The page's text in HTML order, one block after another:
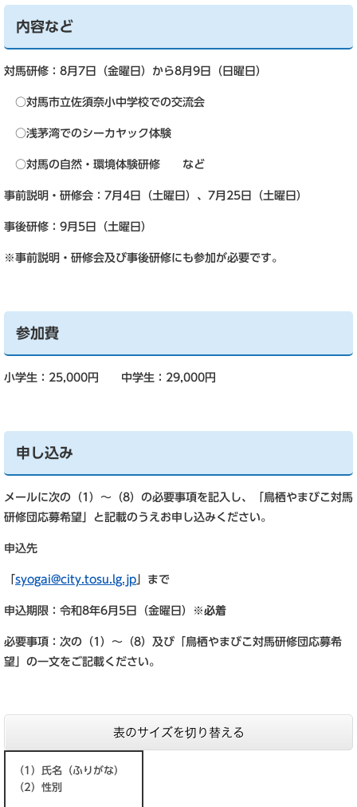
内容など
対馬研修：8月7日（金曜日）から8月9日（日曜日）
○対馬市立佐須奈小中学校での交流会
○浅茅湾でのシーカヤック体験
○対馬の自然・環境体験研修 など
事前説明・研修会：7月4日（土曜日）、7月25日（土曜日）
事後研修：9月5日（土曜日）
※事前説明・研修会及び事後研修にも参加が必要です。
参加費
小学生：25,000円 中学生：29,000円
申し込み
メールに次の（1）～（8）の必要事項を記入し、「鳥栖やまびこ対馬
研修団応募希望」と記載のうえお申し込みください。
申込先
syogai@city.tosu.lg.jp 」まで
申込期限：令和8年6月5日（金曜日）※必着
必要事項：次の（1）～（8）及び「鳥栖やまびこ対馬研修団応募希
望」の一文をご記載ください。
表のサイズを切り替える
（1）氏名（ふりがな）
（2）性別